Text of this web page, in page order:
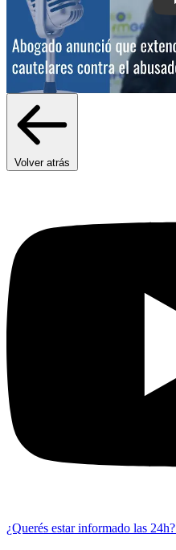
Volver atrás
¿Querés estar informado las 24h?